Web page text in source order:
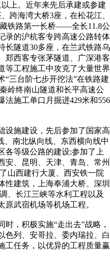
上。近年来先后承建或参建
跨海湾大桥3座，在松花江、
铁路第一长桥——全长11.8公
录的沪杭客专跨高速公路转体
长隧道30多座，在兰武铁路乌
郑西客专张茅隧道、广深港客
等工程施工中攻克了大量世界
“三台阶七步开挖法”在铁路建
岭终南山隧道和长平高速公
法施工单口月掘进429米和556
施建设，先后参加了国家高
、南北纵向线、东西横向线中
各等级公路的建设;参加了上
安、昆明、天津、青岛、常州
山西建行大厦、西安铁一院
性建筑，上海奉浦大桥、深圳
、长江三峡等水利工程以及
武宿机场等机场工程。
，积极实施“走出去”战略，
色列、安哥拉、委内瑞拉、白
工任务，以优异的工程质量赢